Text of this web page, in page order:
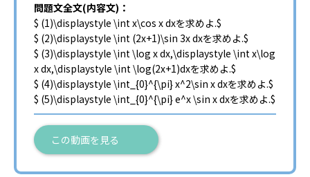
問題文全文(内容文)：
$ (1)\displaystyle \int x\cos x dxを求めよ.$
$ (2)\displaystyle \int (2x+1)\sin 3x dxを求めよ.$
$ (3)\displaystyle \int \log x dx,\displaystyle \int x\log
x dx,\displaystyle \int \log(2x+1)dxを求めよ.$
$ (4)\displaystyle \int_{0}^{\pi} x^2\sin x dxを求めよ.$
$ (5)\displaystyle \int_{0}^{\pi} e^x \sin x dxを求めよ.$
この動画を見る